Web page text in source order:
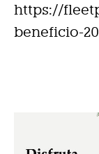
https://
beneficio-